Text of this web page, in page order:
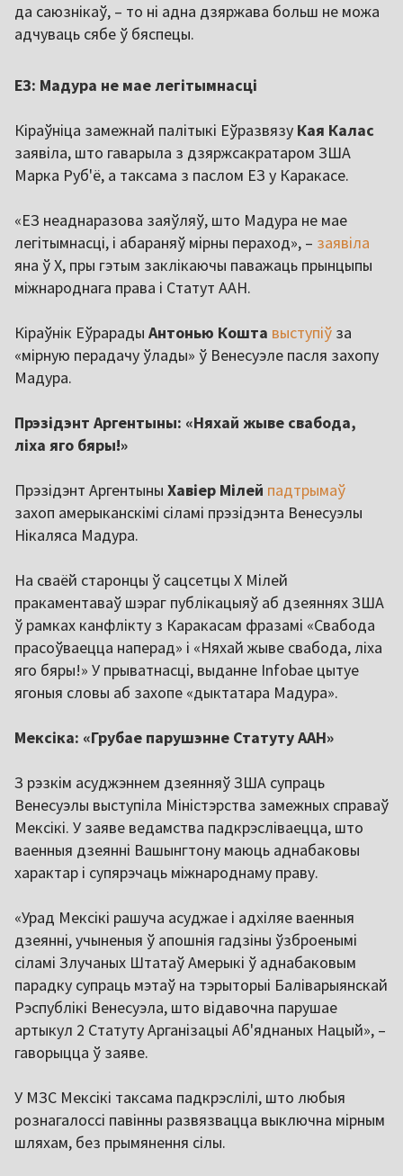
да саюзнікаў, – то ні адна дзяржава больш не можа
адчуваць сябе ў бяспецы.
ЕЗ: Мадура не мае легітымнасці
Кіраўніца замежнай палітыкі Еўразвязу Кая Калас
заявіла, што гаварыла з дзяржсакратаром ЗША
Марка Руб'ё, а таксама з паслом ЕЗ у Каракасе.
«ЕЗ неаднаразова заяўляў, што Мадура не мае
легітымнасці, і абараняў мірны пераход», – заявіла
яна ў X, пры гэтым заклікаючы паважаць прынцыпы
міжнароднага права і Статут ААН.
Кіраўнік Еўрарады Антонью Кошта выступіў за
«мірную перадачу ўлады» ў Венесуэле пасля захопу
Мадура.
Прэзідэнт Аргентыны: «Няхай жыве свабода,
ліха яго бяры!»
Прэзідэнт Аргентыны Хавіер Мілей падтрымаў
захоп амерыканскімі сіламі прэзідэнта Венесуэлы
Нікаляса Мадура.
На сваёй старонцы ў сацсетцы Х Мілей
пракаментаваў шэраг публікацыяў аб дзеяннях ЗША
ў рамках канфлікту з Каракасам фразамі «Свабода
прасоўваецца наперад» і «Няхай жыве свабода, ліха
яго бяры!» У прыватнасці, выданне Infobae цытуе
ягоныя словы аб захопе «дыктатара Мадура».
Мексіка: «Грубае парушэнне Статуту ААН»
З рэзкім асуджэннем дзеянняў ЗША супраць
Венесуэлы выступіла Міністэрства замежных справаў
Мексікі. У заяве ведамства падкрэсліваецца, што
ваенныя дзеянні Вашынгтону маюць аднабаковы
характар і супярэчаць міжнароднаму праву.
«Урад Мексікі рашуча асуджае і адхіляе ваенныя
дзеянні, учыненыя ў апошнія гадзіны ўзброенымі
сіламі Злучаных Штатаў Амерыкі ў аднабаковым
парадку супраць мэтаў на тэрыторыі Баліварыянскай
Рэспублікі Венесуэла, што відавочна парушае
артыкул 2 Статуту Арганізацыі Аб'яднаных Нацый», –
гаворыцца ў заяве.
У МЗС Мексікі таксама падкрэслілі, што любыя
рознагалоссі павінны развязвацца выключна мірным
шляхам, без прымянення сілы.